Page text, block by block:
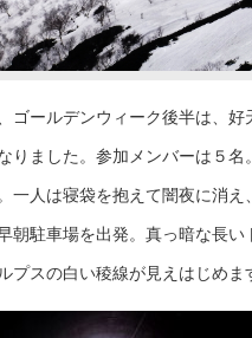
ゴールデンウィーク後半は、好
りました。参加メンバーは５名
一人は寝袋を抱えて闇夜に消え
朝駐車場を出発。真っ暗な長い
プスの白い稜線が見えはじめま